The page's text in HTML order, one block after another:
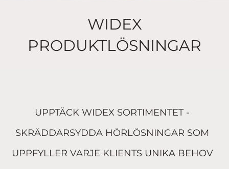
WIDEX
PRODUKTLÖSNINGAR
UPPTÄCK WIDEX SORTIMENTET -
SKRÄDDARSYDDA HÖRLÖSNINGAR SOM
UPPFYLLER VARJE KLIENTS UNIKA BEHOV